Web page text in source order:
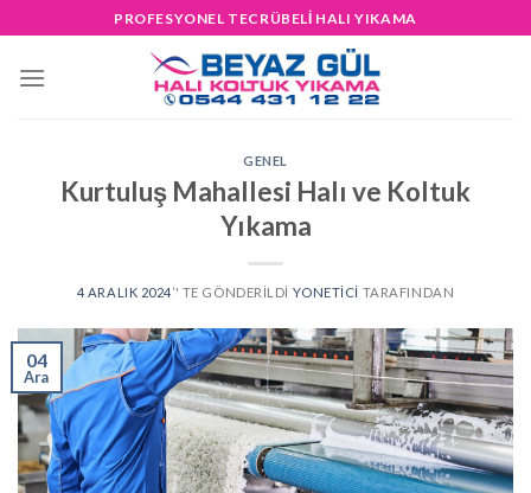
to
content
PROFESYONEL TECRÜBELİ HALI YIKAMA
GENEL
Kurtuluş Mahallesi Halı ve Koltuk
Yıkama
4 ARALIK 2024’' TE GÖNDERILDI YONETICI TARAFINDAN
04
Ara